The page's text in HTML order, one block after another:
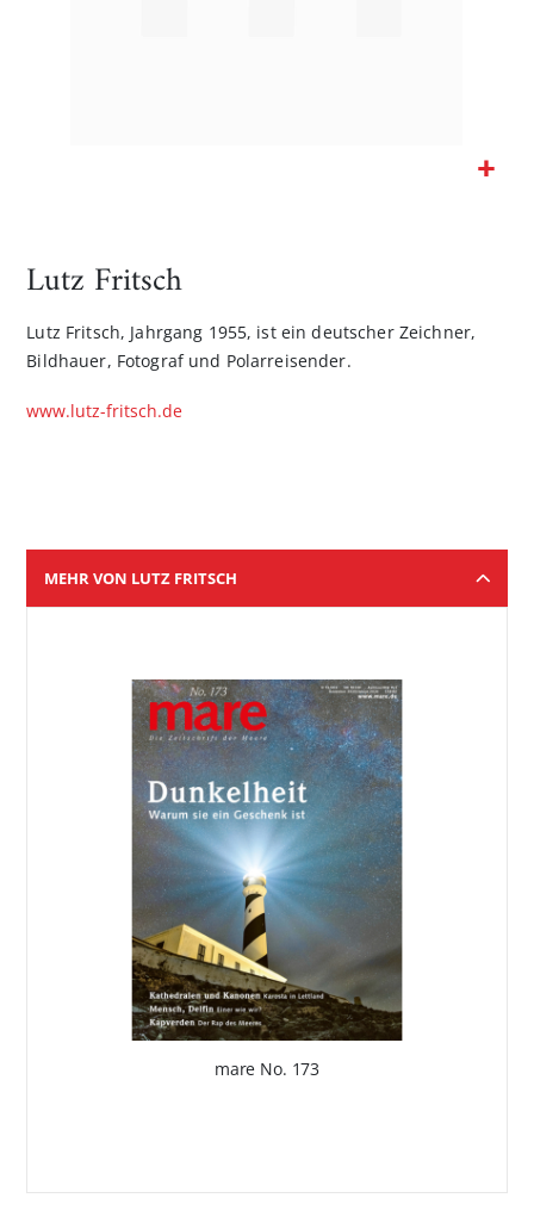
Bildgalerie
Lutz Fritsch
Lutz Fritsch, Jahrgang 1955, ist ein deutscher Zeichner,
Bildhauer, Fotograf und Polarreisender.
www.lutz-fritsch.de
MEHR VON LUTZ FRITSCH
mare No. 173